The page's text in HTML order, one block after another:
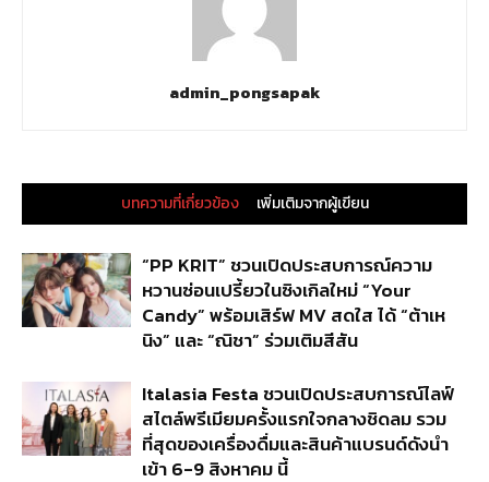
admin_pongsapak
บทความที่เกี่ยวข้อง เพิ่มเติมจากผู้เขียน
“PP KRIT” ชวนเปิดประสบการณ์ความ
หวานซ่อนเปรี้ยวในซิงเกิลใหม่ “Your
Candy” พร้อมเสิร์ฟ MV สดใส ได้ “ต้าเห
นิง” และ “ณิชา” ร่วมเติมสีสัน
Italasia Festa ชวนเปิดประสบการณ์ไลฟ์
สไตล์พรีเมียมครั้งแรกใจกลางชิดลม รวม
ที่สุดของเครื่องดื่มและสินค้าแบรนด์ดังนำ
เข้า 6-9 สิงหาคม นี้